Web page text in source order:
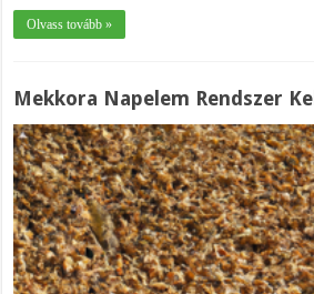
Olvass tovább »
Mekkora Napelem Rendszer Kell